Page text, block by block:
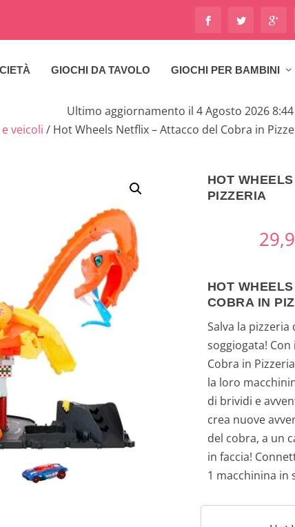
GIOCHI DA TAVOLO GIOCHI PER BAMBINI
Ultimo aggiornamento il 4 Agosto 2026 8:44
veicoli / Hot Wheels Netflix – Attacco del Cobra in
HOT
PIZZERIA
HOT
COBRA IN
Salva la pizzeria
soggiogata! Con
Cobra in
la loro
di brividi e
crea nuove
del cobra, a un
in faccia!
1 macchinina in